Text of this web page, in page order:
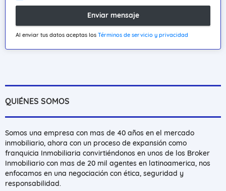
Enviar mensaje
Al enviar tus datos aceptas los Términos de servicio y privacidad
QUIÉNES SOMOS
Somos una empresa con mas de 40 años en el mercado
inmobiliario, ahora con un proceso de expansión como
franquicia Inmobiliaria convirtiéndonos en unos de los Broker
Inmobiliario con mas de 20 mil agentes en latinoamerica, nos
enfocamos en una negociación con ética, seguridad y
responsabilidad.